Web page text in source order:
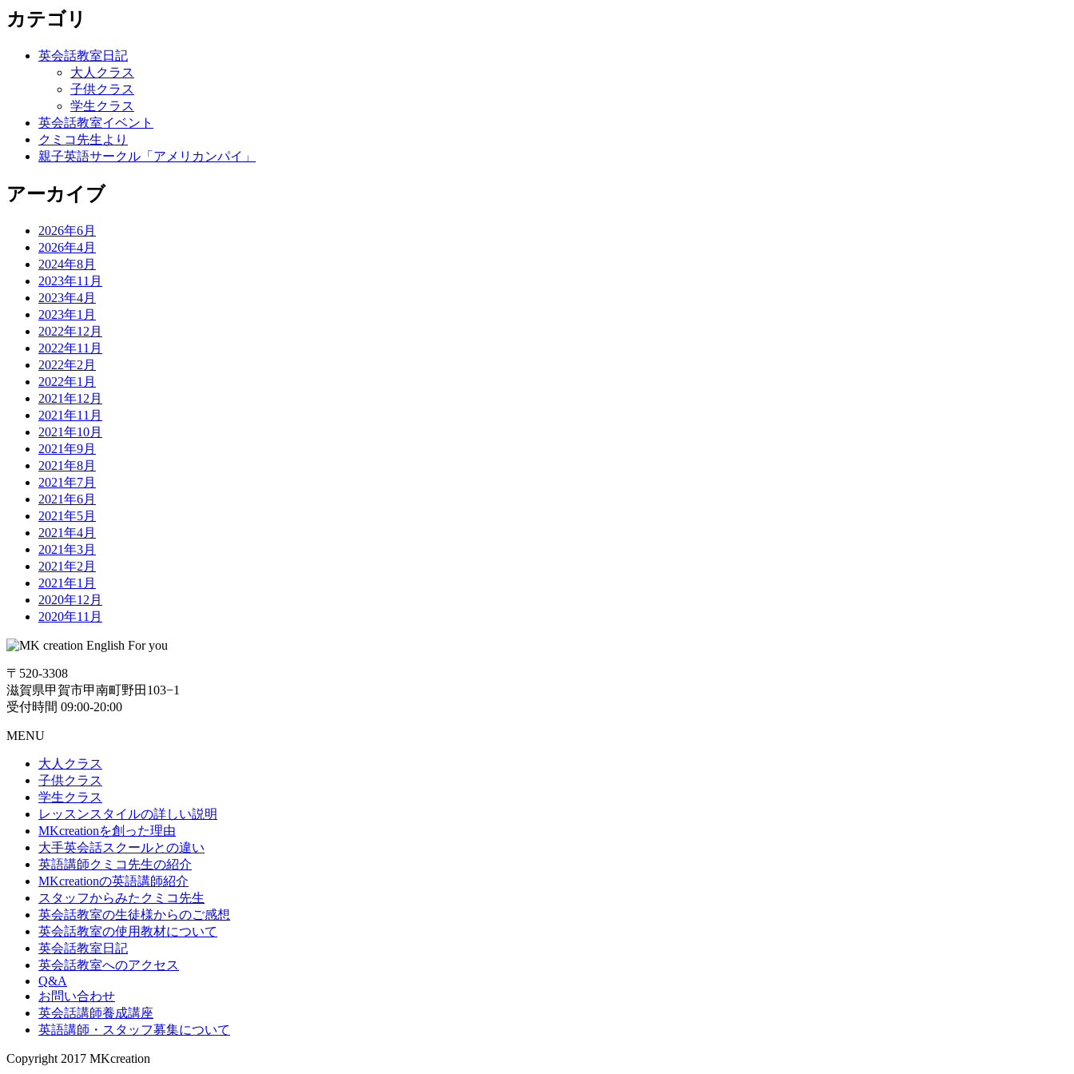
カテゴリ
英会話教室日記
大人クラス
子供クラス
学生クラス
英会話教室イベント
クミコ先生より
親子英語サークル「アメリカンパイ」
アーカイブ
2026年6月
2026年4月
2024年8月
2023年11月
2023年4月
2023年1月
2022年12月
2022年11月
2022年2月
2022年1月
2021年12月
2021年11月
2021年10月
2021年9月
2021年8月
2021年7月
2021年6月
2021年5月
2021年4月
2021年3月
2021年2月
2021年1月
2020年12月
2020年11月
〒520-3308
滋賀県甲賀市甲南町野田103−1
受付時間 09:00-20:00
MENU
大人クラス
子供クラス
学生クラス
レッスンスタイルの詳しい説明
MKcreationを創った理由
大手英会話スクールとの違い
英語講師クミコ先生の紹介
MKcreationの英語講師紹介
スタッフからみたクミコ先生
英会話教室の生徒様からのご感想
英会話教室の使用教材について
英会話教室日記
英会話教室へのアクセス
Q&A
お問い合わせ
英会話講師養成講座
英語講師・スタッフ募集について
Copyright 2017 MKcreation